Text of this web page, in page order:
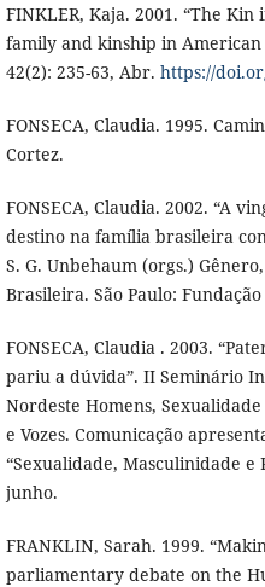
FINKLER, Kaja. 2001. “The
family and kinship in
42(2): 235-63, Abr. https://
FONSECA, Claudia. 1995.
Cortez.
FONSECA, Claudia. 2002. “A
destino na família brasileira
S. G. Unbehaum (orgs.)
Brasileira. São Paulo:
FONSECA, Claudia . 2003.
pariu a dúvida”. II Seminário
Nordeste Homens,
e Vozes. Comunicação
“Sexualidade, Masculinidade e
junho.
FRANKLIN, Sarah. 1999.
parliamentary debate on the